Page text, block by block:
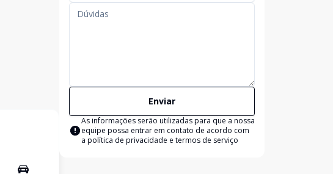
Enviar
As informações serão utilizadas para que a nossa
equipe possa entrar em contato de acordo com
a política de privacidade e termos de serviço